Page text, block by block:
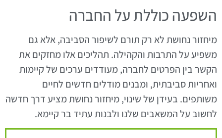
השפעה כוללת על החברה
מיחזור נחושת לא רק תורם לשיפור הסביבה, אלא גם
משפיע על התרבות והקהילה. תהליכים אלו מחזקים את
הקשר בין הפרטים לחברה, מעודדים ערכים של קיימות
ואחריות סביבתית, ומבנים מודלים חדשים לחיים
משותפים. בעידן של שינוי, מיחזור נחושת מציע דרך חדשה
לחשוב על המשאבים שלנו ולבנות עתיד בר קיימא.